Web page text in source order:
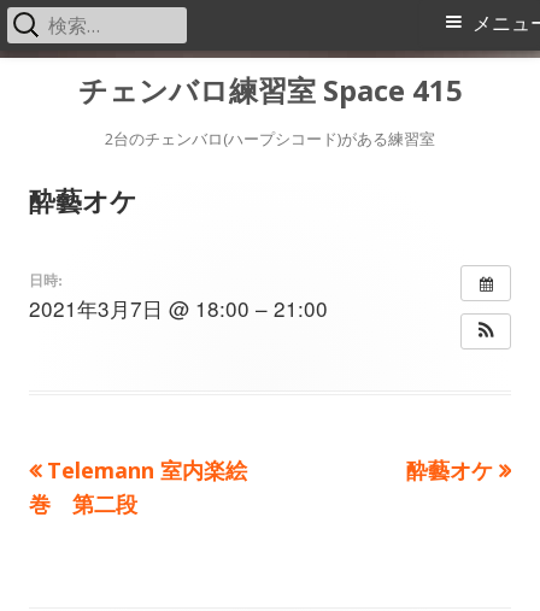
チェンバロ練習室 Space 415
2台のチェンバロ(ハープシコード)がある練習室
メ
メニュ
検
索:
酔藝オケ
日時:
2021年3月7日 @ 18:00 – 21:00
投前
の
Telemann 室内楽絵
巻 第二段
次
酔藝オケ